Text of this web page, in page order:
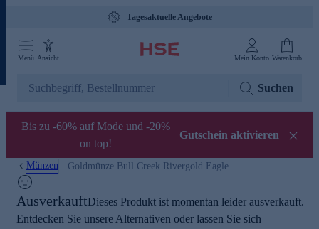
Tagesaktuelle Angebote
Menü Ansicht Mein Konto Warenkorb
Suchen
Bis zu -60% auf Mode und -20%
on top!
Gutschein aktivieren
Münzen Goldmünze Bull Creek Rivergold Eagle
AusverkauftDieses Produkt ist momentan leider ausverkauft.
Entdecken Sie unsere Alternativen oder lassen Sie sich